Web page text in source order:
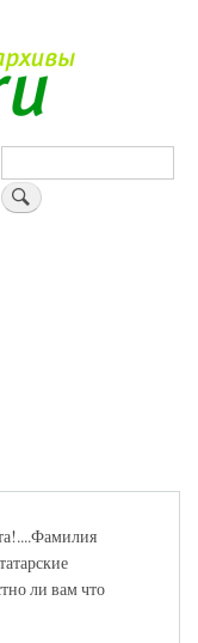
Поиск
ли вам что